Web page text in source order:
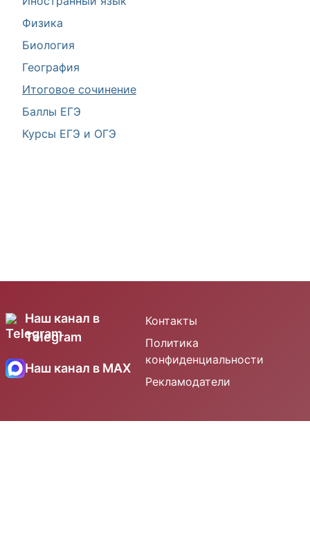
Физика
Биология
География
Итоговое сочинение
Баллы ЕГЭ
Курсы ЕГЭ и ОГЭ
Наш канал в
Telegram
Наш канал в MAX
Контакты
Политика
конфиденциальности
Рекламодатели